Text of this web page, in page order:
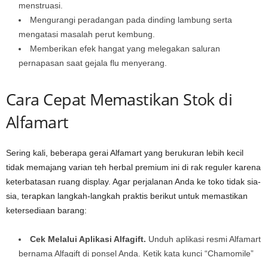
menstruasi.
Mengurangi peradangan pada dinding lambung serta
mengatasi masalah perut kembung.
Memberikan efek hangat yang melegakan saluran
pernapasan saat gejala flu menyerang.
Cara Cepat Memastikan Stok di
Alfamart
Sering kali, beberapa gerai Alfamart yang berukuran lebih kecil
tidak memajang varian teh herbal premium ini di rak reguler karena
keterbatasan ruang display. Agar perjalanan Anda ke toko tidak sia-
sia, terapkan langkah-langkah praktis berikut untuk memastikan
ketersediaan barang:
Cek Melalui Aplikasi Alfagift. Unduh aplikasi resmi Alfamart
bernama Alfagift di ponsel Anda. Ketik kata kunci “Chamomile”